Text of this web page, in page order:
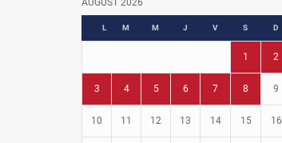
Fotbal în grădinițe
AUGUST 2026
L M M J V S D
1 2
3 4 5 6 7 8 9
10 11 12 13 14 15 16